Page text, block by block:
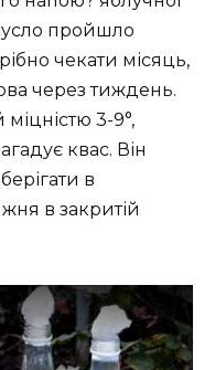
пройшло
чекати місяць,
через тиждень.
3-9°,
квас. Він
в
в закритій